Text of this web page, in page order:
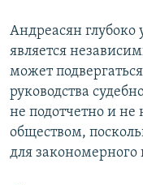
Андреасян глубоко
является
может
руководства
не подотчетно и не
обществом,
для закономерного